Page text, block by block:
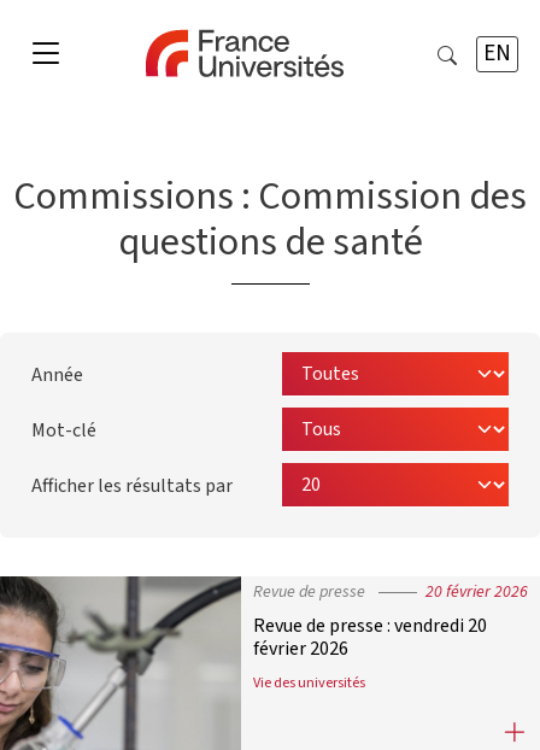
EN
Commissions : Commission des
questions de santé
Année
Mot-clé
Afficher les résultats par
Revue de presse 20 février 2026
Revue de presse : vendredi 20
février 2026
Vie des universités
Revue de presse : vendredi 20